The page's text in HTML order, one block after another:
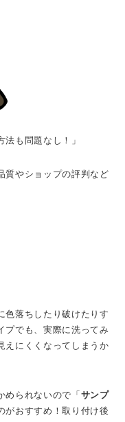
法も問題なし！」
質やショップの評判など
色落ちしたり破けたりす
プでも、実際に洗ってみ
えにくくなってしまうか
められないので「 サンプ
がおすすめ！取り付け後